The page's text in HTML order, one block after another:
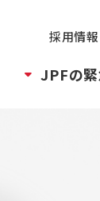
採用情報
JPFの